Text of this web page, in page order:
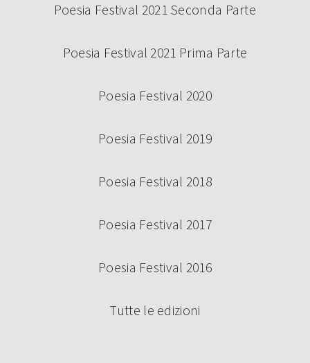
Poesia Festival 2021 Seconda Parte
Poesia Festival 2021 Prima Parte
Poesia Festival 2020
Poesia Festival 2019
Poesia Festival 2018
Poesia Festival 2017
Poesia Festival 2016
Tutte le edizioni